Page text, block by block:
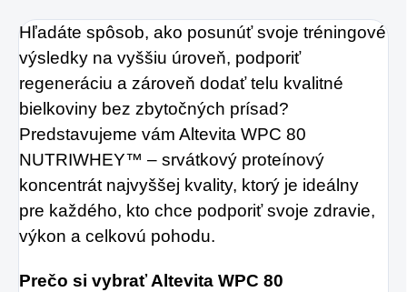
Hľadáte spôsob, ako posunúť svoje tréningové
výsledky na vyššiu úroveň, podporiť
regeneráciu a zároveň dodať telu kvalitné
bielkoviny bez zbytočných prísad?
Predstavujeme vám Altevita WPC 80
NUTRIWHEY™ – srvátkový proteínový
koncentrát najvyššej kvality, ktorý je ideálny
pre každého, kto chce podporiť svoje zdravie,
výkon a celkovú pohodu.
Prečo si vybrať Altevita WPC 80